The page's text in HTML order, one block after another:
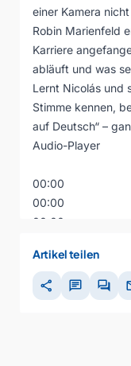
einer Kamera
Robin Marienfeld
Karriere
abläuft und was
Lernt Nicolás und
Stimme kennen,
auf Deutsch“ –
Audio-Player
00:00
00:00
00:00
Artikel teilen
share chat forum